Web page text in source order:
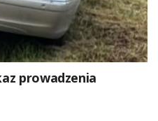
prowadzenia